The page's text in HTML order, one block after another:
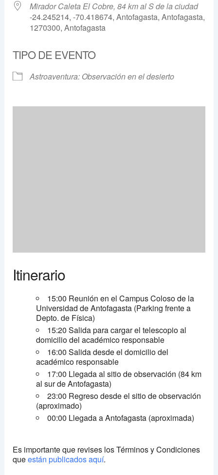
Mirador Caleta El Cobre, 84 km al S de la ciudad
-24.245214, -70.418674, Antofagasta, Antofagasta,
1270300, Antofagasta
TIPO DE EVENTO
Astroaventura: Observación en el desierto
Itinerario
15:00 Reunión en el Campus Coloso de la
Universidad de Antofagasta (Parking frente a
Depto. de Física)
15:20 Salida para cargar el telescopio al
domicilio del académico responsable
16:00 Salida desde el domicilio del
académico responsable
17:00 Llegada al sitio de observación (84 km
al sur de Antofagasta)
23:00 Regreso desde el sitio de observación
(aproximado)
00:00 Llegada a Antofagasta (aproximada)
Es importante que revises los Términos y Condiciones
queestán publicados aquí.